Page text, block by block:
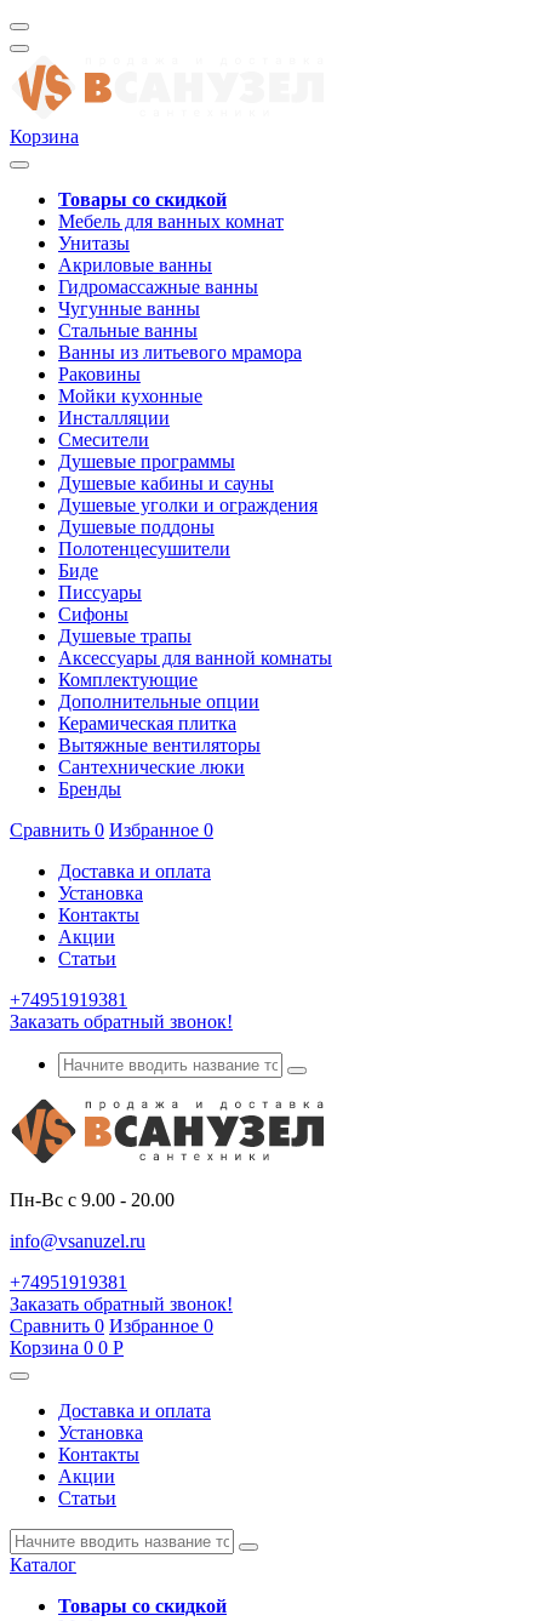
Корзина
Товары со скидкой
Мебель для ванных комнат
Унитазы
Акриловые ванны
Гидромассажные ванны
Чугунные ванны
Стальные ванны
Ванны из литьевого мрамора
Раковины
Мойки кухонные
Инсталляции
Смесители
Душевые программы
Душевые кабины и сауны
Душевые уголки и ограждения
Душевые поддоны
Полотенцесушители
Биде
Писсуары
Сифоны
Душевые трапы
Аксессуары для ванной комнаты
Комплектующие
Дополнительные опции
Керамическая плитка
Вытяжные вентиляторы
Сантехнические люки
Бренды
Сравнить 0 Избранное 0
Доставка и оплата
Установка
Контакты
Акции
Статьи
+74951919381
Заказать обратный звонок!
Пн-Вс с 9.00 - 20.00
info@vsanuzel.ru
+74951919381
Заказать обратный звонок!
Сравнить 0 Избранное 0
Корзина 0 0 Р
Доставка и оплата
Установка
Контакты
Акции
Статьи
Каталог
Товары со скидкой